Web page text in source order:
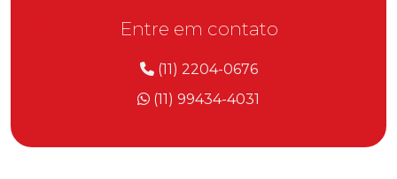
Entre em contato
(11) 2204-0676
(11) 99434-4031